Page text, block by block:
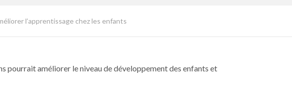
l’apprentissage chez les enfants
pourrait améliorer le niveau de développement des enfants et